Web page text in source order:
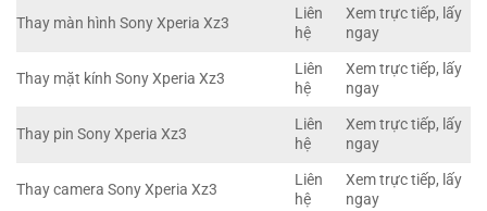
Thay màn hình Sony Xperia Xz3
Liên
hệ
Xem trực tiếp, lấy
ngay
Thay mặt kính Sony Xperia Xz3
Liên
hệ
Xem trực tiếp, lấy
ngay
Thay pin Sony Xperia Xz3
Liên
hệ
Xem trực tiếp, lấy
ngay
Thay camera Sony Xperia Xz3
Liên
hệ
Xem trực tiếp, lấy
ngay